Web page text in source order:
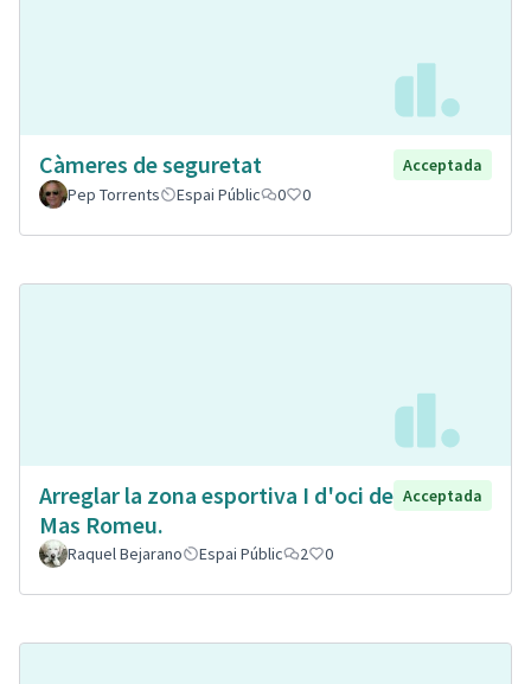
Càmeres de seguretat
Acceptada
Pep Torrents
Espai Públic 0 0
Arreglar la zona esportiva I d'oci de
Mas Romeu.
Acceptada
Raquel Bejarano Espai Públic 2 0